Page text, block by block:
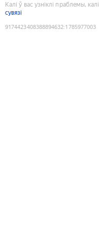
Калі ў вас узніклі праблемы,
сувязі
9174423408388894632:1785977003